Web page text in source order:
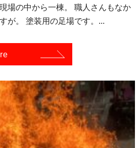
場の中から一棟。 職人さんもなか
が。 塗装用の足場です。...